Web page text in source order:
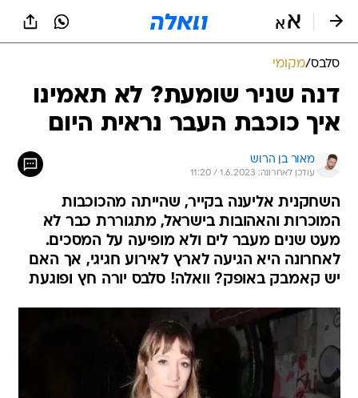
סלבס/מקומי
דנה שניר שומעת? לא תאמינו
איך כוכבת העבר נראית היום
מאור בן הרוש
עודכן לאחרונה: 1.6.2023 / 11:20
השחקנית אליענה בקייר, שהייתה מהכוכבות
המוכרות והאהובות בישראל, מתגוררת כבר לא
מעט שנים מעבר לים ולא מופיעה על המסכים.
לאחרונה היא הגיעה לארץ לאירוע חגיגי, אך האם
יש קאמבק באופק? וואלה! סלבס יורה חץ ופוגעת